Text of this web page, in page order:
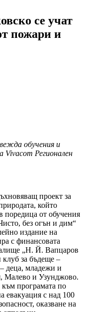
се учат
пожари и
обучения и
Vivacom Регионален
проект за
който
поредица от обучения
без огън и дим“
издание на
с финансовата
„Н. Й. Вапцаров
клуб за бъдеще –
деца, младежи и
Малево и Узунджово.
програмата по
евакуация с над 100
оказване на